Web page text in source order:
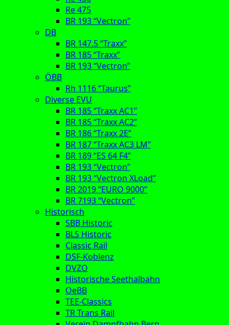
Re 475
BR 193 “Vectron”
DB
BR 147.5 “Traxx”
BR 185 “Traxx”
BR 193 “Vectron”
ÖBB
Rh 1116 “Taurus”
Diverse EVU
BR 185 “Traxx AC1”
BR 185 “Traxx AC2”
BR 186 “Traxx 2E”
BR 187 “Traxx AC3 LM”
BR 189 “ES 64 F4”
BR 193 “Vectron”
BR 193 “Vectron XLoad”
BR 2019 “EURO 9000”
BR 7193 “Vectron”
Historisch
SBB Historic
BLS Historic
Classic Rail
DSF-Koblenz
DVZO
Historische Seethalbahn
OeBB
TEE-Classics
TR Trans Rail